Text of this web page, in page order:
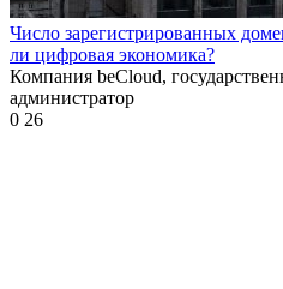
Число зарегистрированных
ли цифровая экономика?
Компания beCloud,
администратор
0 26